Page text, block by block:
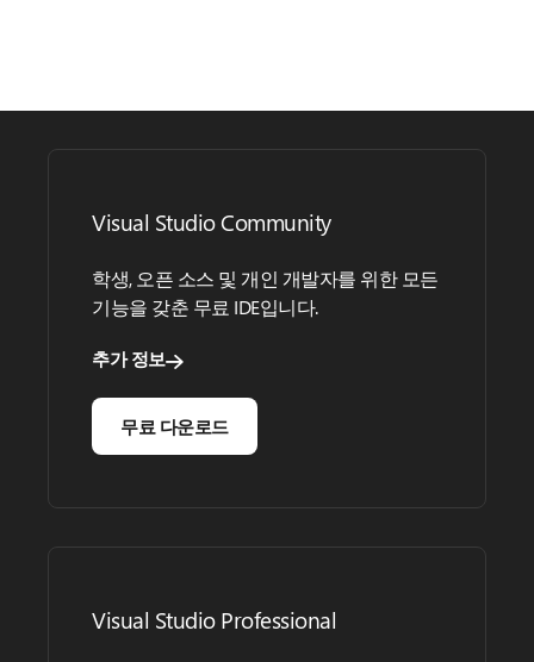
Visual Studio Community
학생, 오픈 소스 및 개인 개발자를 위한 모든
기능을 갖춘 무료 IDE입니다.
추가 정보
무료 다운로드
Visual Studio Professional